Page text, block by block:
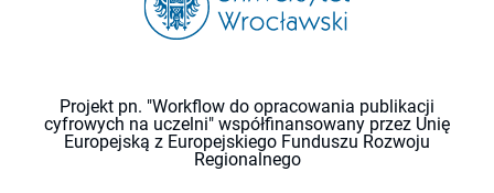
Projekt pn. "Workflow do opracowania publikacji
cyfrowych na uczelni" współfinansowany przez Unię
Europejską z Europejskiego Funduszu Rozwoju
Regionalnego